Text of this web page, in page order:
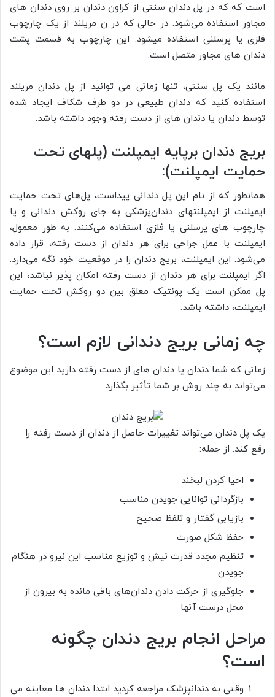
است که که در پل دندان سنتی از کراون دندان بر روی دندان­ های
مجاور استفاده می‌شود. در حالی که در ن مریلند از یک چارچوب
فلزی یا پرسلنی استفاده می­شود. این چارچوب به قسمت پشت
دندان­ های مجاور متصل است.
مانند یک پل سنتی، تنها زمانی می توانید از پل دندان مریلند
استفاده کنید که دندان طبیعی در دو طرف شکاف ایجاد شده
توسط دندان یا دندان های از دست رفته وجود داشته باشد.
بریج دندان برپایه ایمپلنت (پل­های تحت
حمایت ایمپلنت):
همانطور که از نام این پل دندانی پیداست، پل‌های تحت حمایت
ایمپلنت از ایمپلنت­های دندان‌پزشکی به جای روکش دندانی و یا
چارچوب ­های پرسلنی یا فلزی استفاده می‌کنند. به طور معمول،
ایمپلنت با عمل جراحی برای هر دندان از دست رفته، قرار داده
می‌شود. این ایمپلنت، بریج دندان را در موقعیت خود نگه می‌دارد.
اگر ایمپلنت برای هر دندان از دست رفته امکان پذیر نباشد، این
پل ممکن است یک پونتیک معلق بین دو روکش تحت حمایت
ایمپلنت، داشته باشد.
چه زمانی بریج دندانی لازم است؟
زمانی که شما دندان یا دندان­ های از دست رفته دارید این موضوع
می‌تواند به چند روش بر شما تأثیر بگذارد.
یک پل دندان‌ می‌تواند تغییرات حاصل از دندان از دست رفته را
رفع کند. از جمله:
احیا کردن لبخند
بازگردانی توانایی جویدن مناسب
بازیابی گفتار و تلفظ صحیح
حفظ شکل صورت
تنظیم مجدد قدرت نیش و توزیع مناسب این نیرو در هنگام
جویدن
جلوگیری از حرکت دادن دندان‌های باقی مانده به بیرون از
محل درست آنها
مراحل انجام بریج دندان چگونه
است؟
وقتی به دندانپزشک مراجعه کردید ابتدا دندان‌ ها معاینه می‌